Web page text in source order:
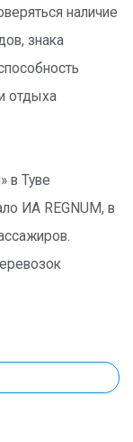
наличие
знака
отдыха
в Туве
ИА REGNUM, в